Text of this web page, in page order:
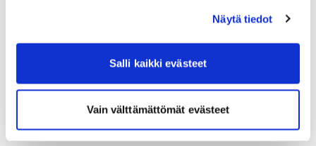
Näytä tiedot
Salli kaikki evästeet
Vain välttämättömät evästeet
Vilkas Now ja Suite
Vaihtoehto nykyiselle lähetysjärjestelmällesi